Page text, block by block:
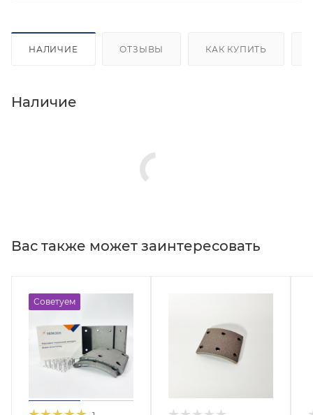
НАЛИЧИЕ ОТЗЫВЫ КАК КУПИТЬ
Наличие
Вас также может заинтересовать
Советуем